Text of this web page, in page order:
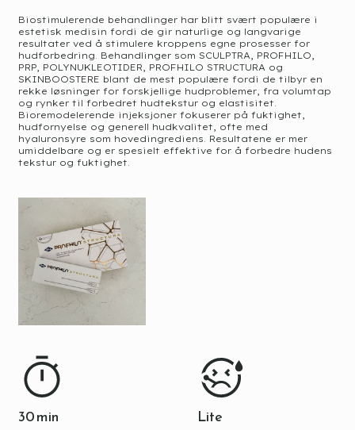
Biostimulerende behandlinger har blitt svært populære i
estetisk medisin fordi de gir naturlige og langvarige
resultater ved å stimulere kroppens egne prosesser for
hudforbedring. Behandlinger som SCULPTRA, PROFHILO,
PRP, POLYNUKLEOTIDER, PROFHILO STRUCTURA og
SKINBOOSTERE blant de mest populære fordi de tilbyr en
rekke løsninger for forskjellige hudproblemer, fra volumtap
og rynker til forbedret hudtekstur og elastisitet.
Bioremodelerende injeksjoner fokuserer på fuktighet,
hudfornyelse og generell hudkvalitet, ofte med
hyaluronsyre som hovedingrediens. Resultatene er mer
umiddelbare og er spesielt effektive for å forbedre hudens
tekstur og fuktighet.
30 min Lite